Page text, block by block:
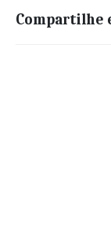
Compartilhe